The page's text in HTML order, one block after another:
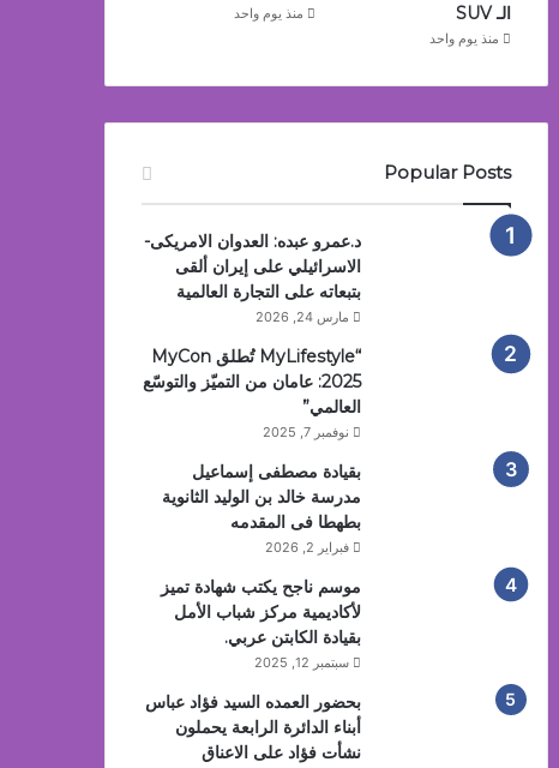
الـ SUV
منذ يوم واحد
منذ يوم واحد
Popular Posts
د.عمرو عبده: العدوان الامريكى-
الاسرائيلي على إيران ألقى
بتبعاته على التجارة العالمية
مارس 24, 2026
“MyLifestyle تُطلق MyCon
2025: عامان من التميّز والتوسّع
العالمي”
نوفمبر 7, 2025
بقيادة مصطفى إسماعيل
مدرسة خالد بن الوليد الثانوية
بطهطا فى المقدمه
فبراير 2, 2026
موسم ناجح يكتب شهادة تميز
لأكاديمية مركز شباب الأمل
بقيادة الكابتن عربي.
سبتمبر 12, 2025
بحضور العمده السيد فؤاد عباس
أبناء الدائرة الرابعة يحملون
نشأت فؤاد على الاعناق